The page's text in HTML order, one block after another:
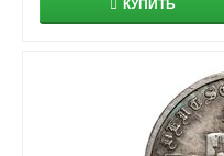
КУПИТЬ